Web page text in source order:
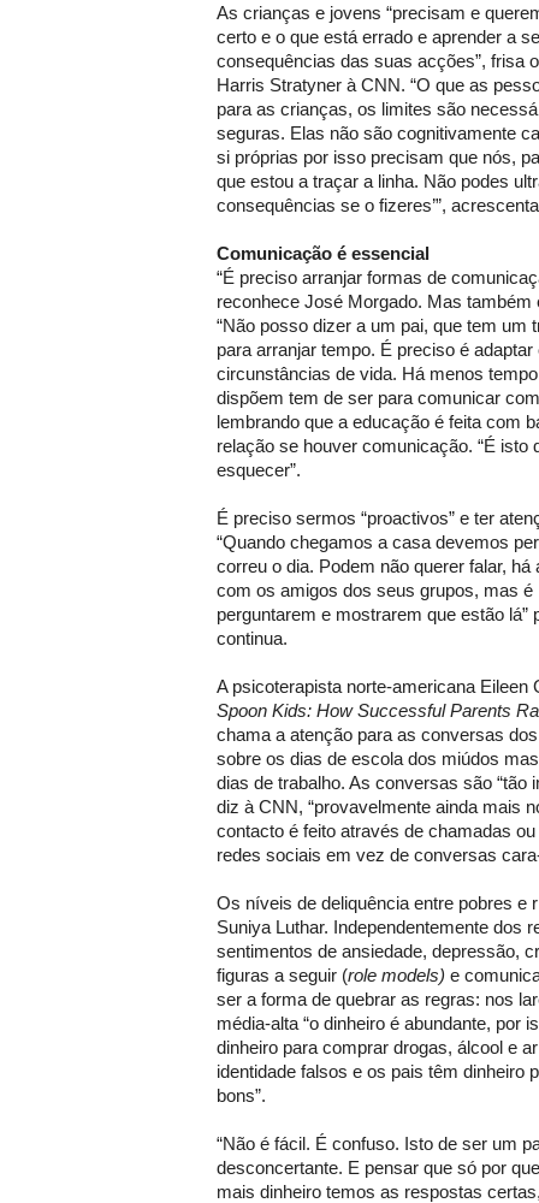
As crianças e jovens “precisam e
certo e o que está errado e aprender a
consequências das suas acções”, frisa
Harris Stratyner à CNN. “O que as
para as crianças, os limites são
seguras. Elas não são cognitivamente
si próprias por isso precisam que nós,
que estou a traçar a linha. Não podes
consequências se o fizeres’”,
Comunicação é essencial
“É preciso arranjar formas de
reconhece José Morgado. Mas também
“Não posso dizer a um pai, que tem um
para arranjar tempo. É preciso é
circunstâncias de vida. Há menos
dispõem tem de ser para comunicar
lembrando que a educação é feita com
relação se houver comunicação. “É isto
esquecer”.
É preciso sermos “proactivos” e ter
“Quando chegamos a casa devemos
correu o dia. Podem não querer falar,
com os amigos dos seus grupos, mas é
perguntarem e mostrarem que estão lá”
continua.
A psicoterapista norte-americana Eileen
Spoon Kids: How Successful Parents
chama a atenção para as conversas
sobre os dias de escola dos miúdos
dias de trabalho. As conversas são “tão
diz à CNN, “provavelmente ainda mais
contacto é feito através de chamadas
redes sociais em vez de conversas
Os níveis de deliquência entre pobres e
Suniya Luthar. Independentemente dos
sentimentos de ansiedade, depressão,
figuras a seguir (role models) e
ser a forma de quebrar as regras: nos
média-alta “o dinheiro é abundante, por
dinheiro para comprar drogas, álcool e
identidade falsos e os pais têm dinheiro
bons”.
“Não é fácil. É confuso. Isto de ser um
desconcertante. E pensar que só por
mais dinheiro temos as respostas